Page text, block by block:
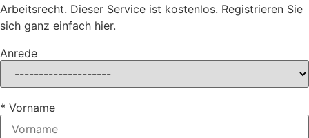
Arbeitsrecht. Dieser Service ist kostenlos. Registrieren Sie
sich ganz einfach hier.
Anrede
* Vorname